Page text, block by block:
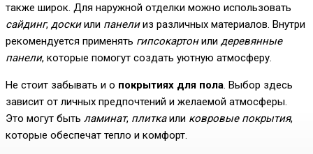
также широк. Для наружной отделки можно использовать
сайдинг, доскиили панелииз различных материалов. Внутри
рекомендуется применять гипсокартонили деревянные
панели, которые помогут создать уютную атмосферу.
Не стоит забывать и о покрытиях для пола. Выбор здесь
зависит от личных предпочтений и желаемой атмосферы.
Это могут быть ламинат, плиткаили ковровые покрытия,
которые обеспечат тепло и комфорт.